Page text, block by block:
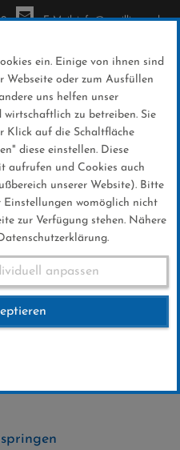
E-Mail: info@sc-willingen.de
in Bad
Kraft wird
–
ein. Einige von ihnen sind
Webseite oder zum Ausfüllen
uns helfen unser
zu betreiben. Sie
Klick auf die Schaltfläche
diese einstellen. Diese
aufrufen und Cookies auch
unserer Website). Bitte
Einstellungen womöglich nicht
zur Verfügung stehen. Nähere
anpassen